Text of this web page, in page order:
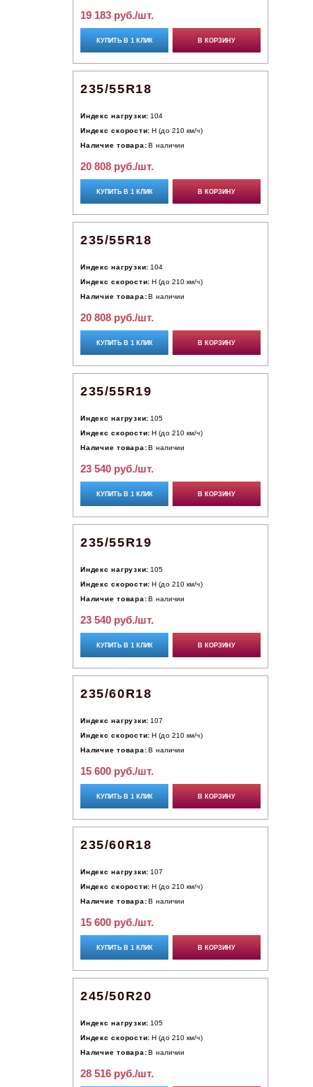
19 183 руб./шт.
КУПИТЬ В 1 КЛИК В КОРЗИНУ
235/55R18
Индекс нагрузки: 104
Индекс скорости: H (до 210 км/ч)
Наличие товара: В наличии
20 808 руб./шт.
КУПИТЬ В 1 КЛИК В КОРЗИНУ
235/55R18
Индекс нагрузки: 104
Индекс скорости: H (до 210 км/ч)
Наличие товара: В наличии
20 808 руб./шт.
КУПИТЬ В 1 КЛИК В КОРЗИНУ
235/55R19
Индекс нагрузки: 105
Индекс скорости: H (до 210 км/ч)
Наличие товара: В наличии
23 540 руб./шт.
КУПИТЬ В 1 КЛИК В КОРЗИНУ
235/55R19
Индекс нагрузки: 105
Индекс скорости: H (до 210 км/ч)
Наличие товара: В наличии
23 540 руб./шт.
КУПИТЬ В 1 КЛИК В КОРЗИНУ
235/60R18
Индекс нагрузки: 107
Индекс скорости: H (до 210 км/ч)
Наличие товара: В наличии
15 600 руб./шт.
КУПИТЬ В 1 КЛИК В КОРЗИНУ
235/60R18
Индекс нагрузки: 107
Индекс скорости: H (до 210 км/ч)
Наличие товара: В наличии
15 600 руб./шт.
КУПИТЬ В 1 КЛИК В КОРЗИНУ
245/50R20
Индекс нагрузки: 105
Индекс скорости: H (до 210 км/ч)
Наличие товара: В наличии
28 516 руб./шт.